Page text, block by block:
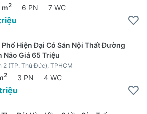
m2 6 PN 7 WC
Phố Hiện Đại Có Sẵn Nội Thất Đường
Não Giá 65 Triệu
2 (TP. Thủ Đức), TPHCM
2 3 PN 4 WC